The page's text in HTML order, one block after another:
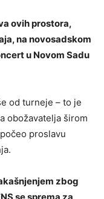
ovih prostora,
na novosadskom
u Novom Sadu
od turneje – to je
obožavatelja širom
proslavu
zbog